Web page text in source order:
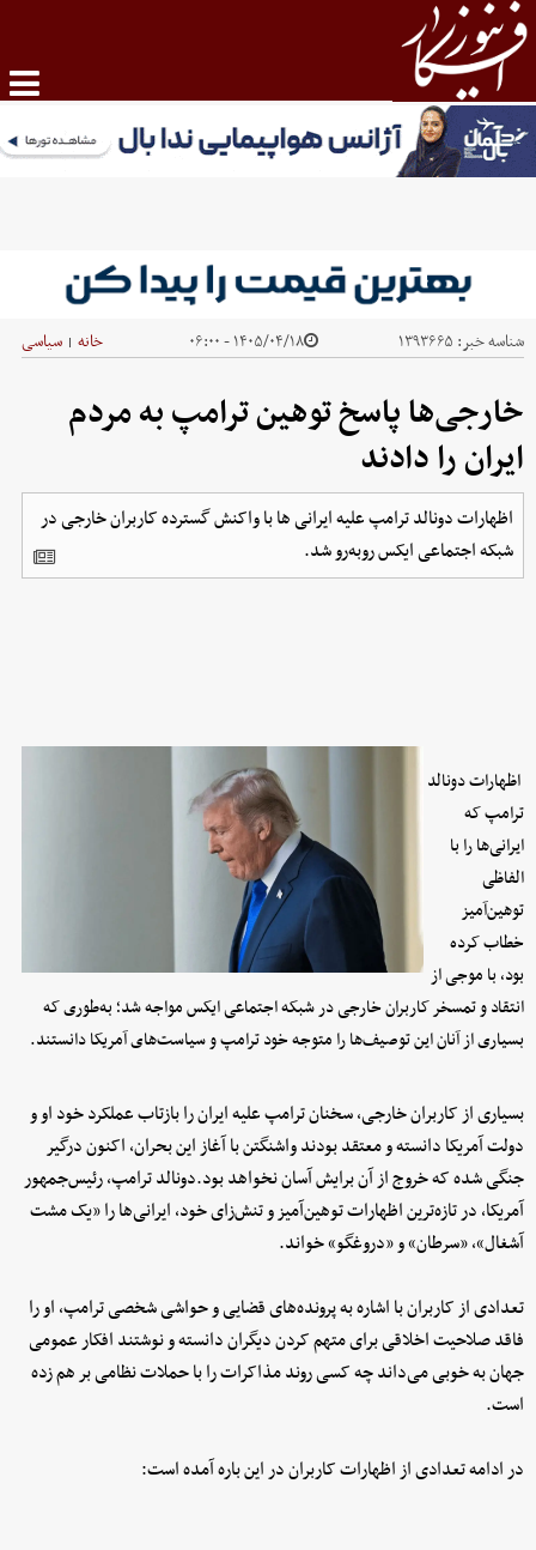
شناسه خبر: ۱۳۹۳۶۶۵ ۱۴۰۵/۰۴/۱۸ - ۰۶:۰۰ خانه | سیاسی
خارجی‌ها پاسخ توهین ترامپ به مردم
ایران را دادند
اظهارات دونالد ترامپ علیه ایرانی ها با واکنش گسترده کاربران خارجی در
شبکه اجتماعی ایکس روبه‌رو شد.
اظهارات دونالد
ترامپ که
ایرانی‌ها را با
الفاظی
توهین‌آمیز
خطاب کرده
بود، با موجی از
انتقاد و تمسخر کاربران خارجی در شبکه اجتماعی ایکس مواجه شد؛ به‌طوری که
بسیاری از آنان این توصیف‌ها را متوجه خود ترامپ و سیاست‌های آمریکا دانستند.
بسیاری از کاربران خارجی، سخنان ترامپ علیه ایران را بازتاب عملکرد خود او و
دولت آمریکا دانسته و معتقد بودند واشنگتن با آغاز این بحران، اکنون درگیر
جنگی شده که خروج از آن برایش آسان نخواهد بود.دونالد ترامپ، رئیس‌جمهور
آمریکا، در تازه‌ترین اظهارات توهین‌آمیز و تنش‌زای خود، ایرانی‌ها را «یک مشت
آشغال»، «سرطان» و «دروغگو» خواند.
تعدادی از کاربران با اشاره به پرونده‌های قضایی و حواشی شخصی ترامپ، او را
فاقد صلاحیت اخلاقی برای متهم کردن دیگران دانسته و نوشتند افکار عمومی
جهان به خوبی می‌داند چه کسی روند مذاکرات را با حملات نظامی بر هم زده
است.
در ادامه تعدادی از اظهارات کاربران در این باره آمده است: